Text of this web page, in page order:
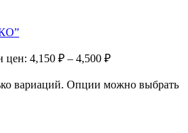
цен: 4,150 ₽ – 4,500 ₽
вариаций. Опции можно выбрать